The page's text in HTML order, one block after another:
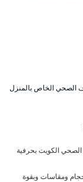
الصحي الخاص بالمنزل
الكويت بحرفية
ومقاسات وبقوة